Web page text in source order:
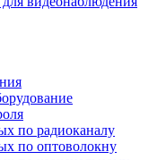
по радиоканалу
по оптоволокну